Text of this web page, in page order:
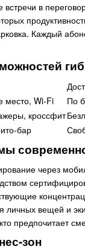
в
Каждый
место, Wi-Fi
По
кроссфит
бар
через
вещей и
предпочитает
зон